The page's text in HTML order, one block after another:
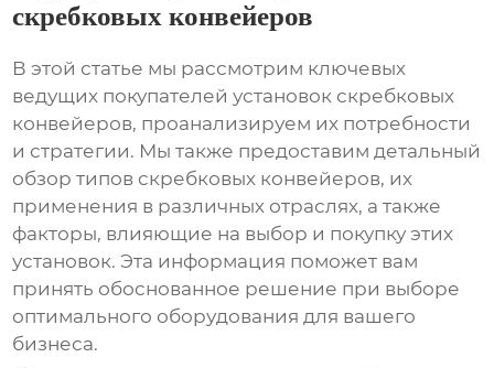
скребковых конвейеров
В этой статье мы рассмотрим ключевых
ведущих покупателей установок скребковых
конвейеров, проанализируем их потребности
и стратегии. Мы также предоставим детальный
обзор типов скребковых конвейеров, их
применения в различных отраслях, а также
факторы, влияющие на выбор и покупку этих
установок. Эта информация поможет вам
принять обоснованное решение при выборе
оптимального оборудования для вашего
бизнеса.